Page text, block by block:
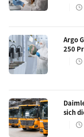
Argo
250
sich